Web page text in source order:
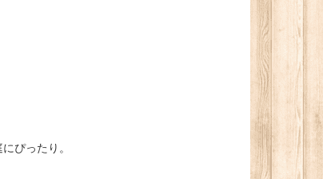
ぴったり。